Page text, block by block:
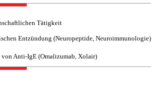
Tätigkeit
Entzündung (Neuropeptide, Neuroimmunologie)
Anti-IgE (Omalizumab, Xolair)